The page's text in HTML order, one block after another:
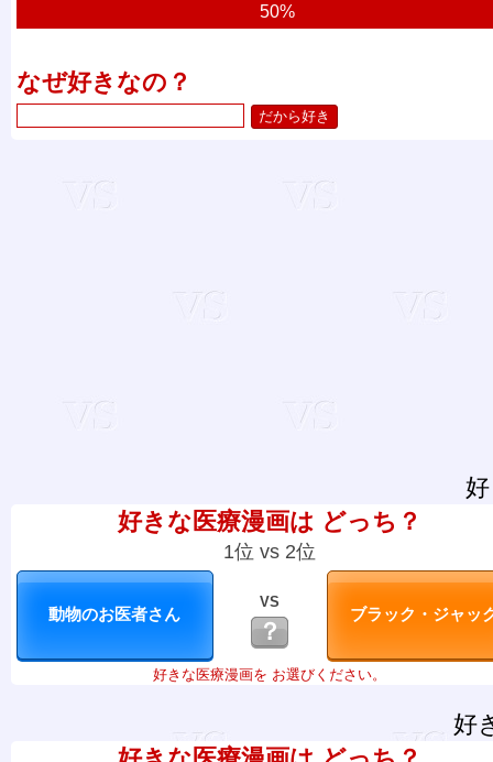
50%
なぜ好きなの？
好きな医療漫画は どっち？
1位 vs 2位
VS
？
好きな医療漫画を お選びください。
好